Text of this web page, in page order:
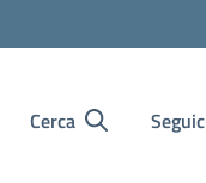
Cerca